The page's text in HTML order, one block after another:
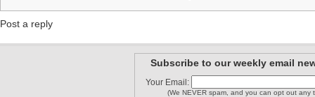
Post a reply
Subscribe to our weekly email
Your Email:
(We NEVER spam, and you can opt out any